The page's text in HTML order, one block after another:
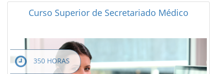
Curso Superior de Secretariado Médico
350 HORAS